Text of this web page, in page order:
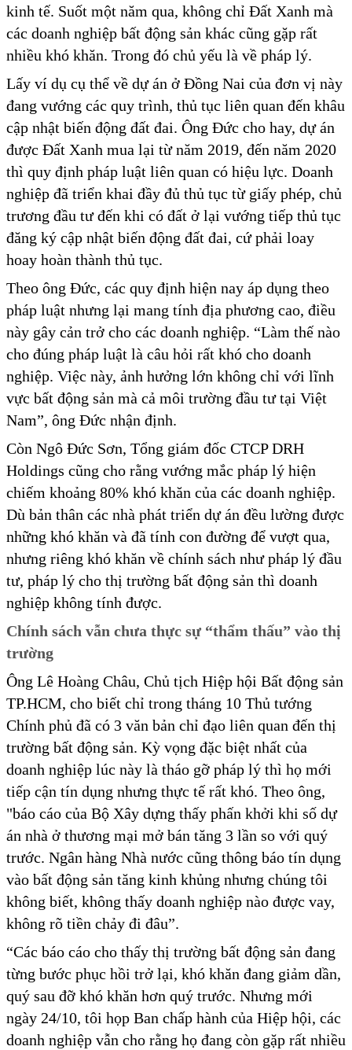
kinh tế. Suốt một năm qua, không chỉ Đất Xanh mà
các doanh nghiệp bất động sản khác cũng gặp rất
nhiều khó khăn. Trong đó chủ yếu là về pháp lý.
Lấy ví dụ cụ thể về dự án ở Đồng Nai của đơn vị này
đang vướng các quy trình, thủ tục liên quan đến khâu
cập nhật biến động đất đai. Ông Đức cho hay, dự án
được Đất Xanh mua lại từ năm 2019, đến năm 2020
thì quy định pháp luật liên quan có hiệu lực. Doanh
nghiệp đã triển khai đầy đủ thủ tục từ giấy phép, chủ
trương đầu tư đến khi có đất ở lại vướng tiếp thủ tục
đăng ký cập nhật biến động đất đai, cứ phải loay
hoay hoàn thành thủ tục.
Theo ông Đức, các quy định hiện nay áp dụng theo
pháp luật nhưng lại mang tính địa phương cao, điều
này gây cản trở cho các doanh nghiệp. “Làm thế nào
cho đúng pháp luật là câu hỏi rất khó cho doanh
nghiệp. Việc này, ảnh hưởng lớn không chỉ với lĩnh
vực bất động sản mà cả môi trường đầu tư tại Việt
Nam”, ông Đức nhận định.
Còn Ngô Đức Sơn, Tổng giám đốc CTCP DRH
Holdings cũng cho rằng vướng mắc pháp lý hiện
chiếm khoảng 80% khó khăn của các doanh nghiệp.
Dù bản thân các nhà phát triển dự án đều lường được
những khó khăn và đã tính con đường để vượt qua,
nhưng riêng khó khăn về chính sách như pháp lý đầu
tư, pháp lý cho thị trường bất động sản thì doanh
nghiệp không tính được.
Chính sách vẫn chưa thực sự “thẩm thấu” vào thị
trường
Ông Lê Hoàng Châu, Chủ tịch Hiệp hội Bất động sản
TP.HCM, cho biết chỉ trong tháng 10 Thủ tướng
Chính phủ đã có 3 văn bản chỉ đạo liên quan đến thị
trường bất động sản. Kỳ vọng đặc biệt nhất của
doanh nghiệp lúc này là tháo gỡ pháp lý thì họ mới
tiếp cận tín dụng nhưng thực tế rất khó. Theo ông,
"báo cáo của Bộ Xây dựng thấy phấn khởi khi số dự
án nhà ở thương mại mở bán tăng 3 lần so với quý
trước. Ngân hàng Nhà nước cũng thông báo tín dụng
vào bất động sản tăng kinh khủng nhưng chúng tôi
không biết, không thấy doanh nghiệp nào được vay,
không rõ tiền chảy đi đâu”.
“Các báo cáo cho thấy thị trường bất động sản đang
từng bước phục hồi trở lại, khó khăn đang giảm dần,
quý sau đỡ khó khăn hơn quý trước. Nhưng mới
ngày 24/10, tôi họp Ban chấp hành của Hiệp hội, các
doanh nghiệp vẫn cho rằng họ đang còn gặp rất nhiều